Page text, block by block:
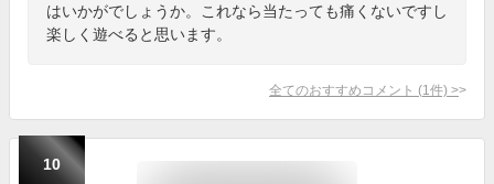
はいかがでしょうか。これなら当たっても痛くないですし
楽しく遊べると思います。
全てのおすすめコメント (1 件) >
10